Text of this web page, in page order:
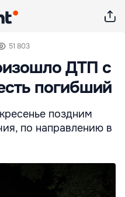
51 803
ДТП с
погибший
поздним
по направлению в